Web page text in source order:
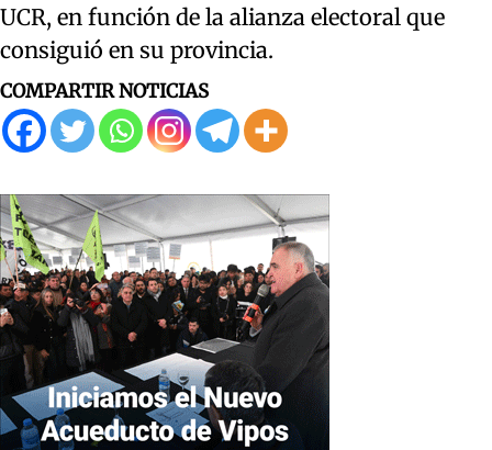
UCR, en función de la alianza electoral que
consiguió en su provincia.
COMPARTIR NOTICIAS